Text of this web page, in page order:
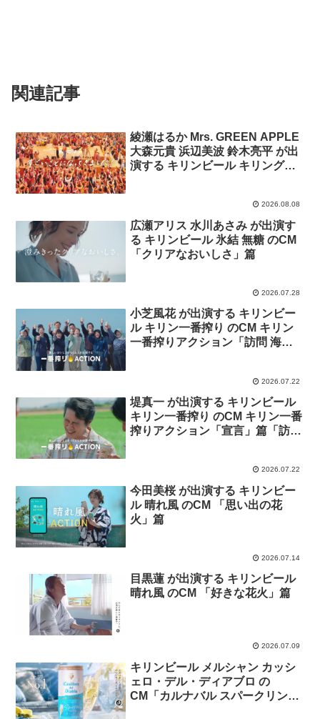
関連記事
綾瀬はるか Mrs. GREEN APPLE
大森元貴 浜辺美波 鈴木亮平 が出
演する キリンビール キリングッ
2026.08.08
広瀬アリス 水川あさみ が出演す
る キリンビール 氷結 無糖 のCM
「クリアなおいしさ」篇
2026.07.28
小芝風花 が出演する キリンビー
ル キリン一番搾り のCM キリン
一番搾りアクション「訪問 海を
2026.07.22
堤真一 が出演する キリンビール
キリン一番搾り のCM キリン一番
搾りアクション「宣言」篇「訪問
2026.07.22
今田美桜 が出演する キリンビー
ル 晴れ風 のCM 「思い出の花
火」篇
2026.07.14
目黒蓮 が出演する キリンビール
晴れ風 のCM 「好きな花火」篇
2026.07.09
キリンビール メルシャン カッシ
ェロ・デル・ディアブロ の
CM「カルナバル スパークリング